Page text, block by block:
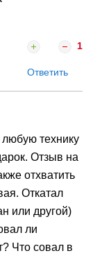
1
Ответить
технику
Отзыв на
отхватить
Откатал
или другой)
ли
Что совал в